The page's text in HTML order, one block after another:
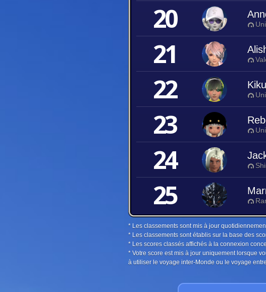
20
21
22
23
24
25
* Les classements sont mis à jour
* Les classements sont établis sur la base des
* Les scores classés affichés à la connexion
* Votre score est mis à jour uniquement lorsque
à utiliser le voyage inter-Monde ou le voyage